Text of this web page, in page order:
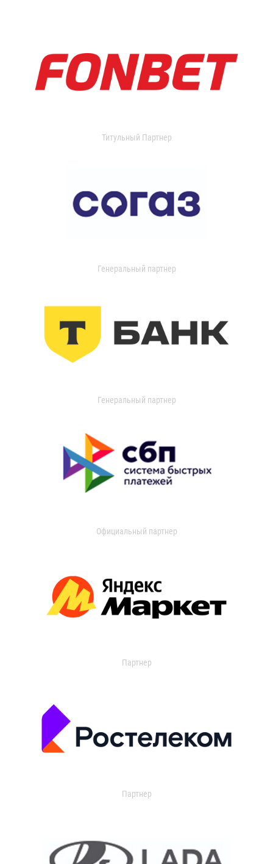
Титульный Партнер
Генеральный партнер
Генеральный партнер
Официальный партнер
Партнер
Партнер